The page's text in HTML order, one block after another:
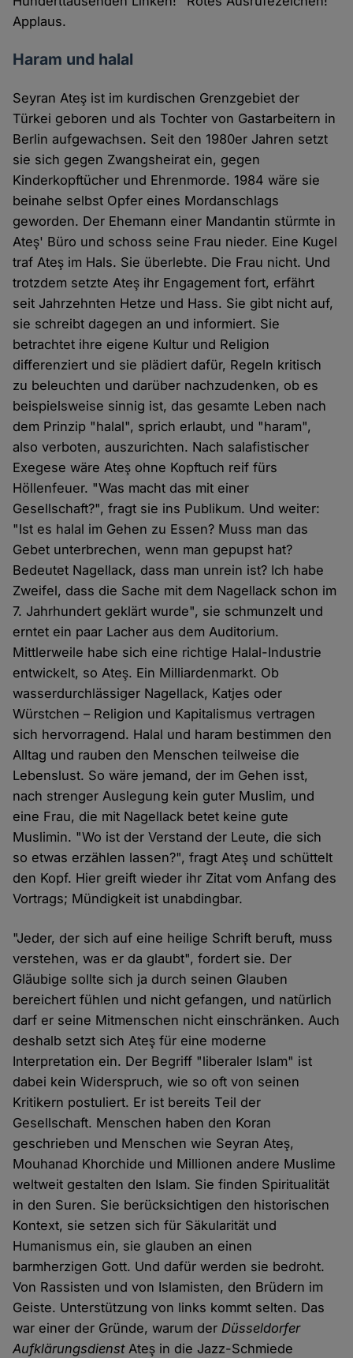
Applaus.
Haram und halal
Seyran Ateş ist im kurdischen Grenzgebiet der
Türkei geboren und als Tochter von Gastarbeitern in
Berlin aufgewachsen. Seit den 1980er Jahren setzt
sie sich gegen Zwangsheirat ein, gegen
Kinderkopftücher und Ehrenmorde. 1984 wäre sie
beinahe selbst Opfer eines Mordanschlags
geworden. Der Ehemann einer Mandantin stürmte in
Ateş' Büro und schoss seine Frau nieder. Eine Kugel
traf Ateş im Hals. Sie überlebte. Die Frau nicht. Und
trotzdem setzte Ateş ihr Engagement fort, erfährt
seit Jahrzehnten Hetze und Hass. Sie gibt nicht auf,
sie schreibt dagegen an und informiert. Sie
betrachtet ihre eigene Kultur und Religion
differenziert und sie plädiert dafür, Regeln kritisch
zu beleuchten und darüber nachzudenken, ob es
beispielsweise sinnig ist, das gesamte Leben nach
dem Prinzip "halal", sprich erlaubt, und "haram",
also verboten, auszurichten. Nach salafistischer
Exegese wäre Ateş ohne Kopftuch reif fürs
Höllenfeuer. "Was macht das mit einer
Gesellschaft?", fragt sie ins Publikum. Und weiter:
"Ist es halal im Gehen zu Essen? Muss man das
Gebet unterbrechen, wenn man gepupst hat?
Bedeutet Nagellack, dass man unrein ist? Ich habe
Zweifel, dass die Sache mit dem Nagellack schon im
7. Jahrhundert geklärt wurde", sie schmunzelt und
erntet ein paar Lacher aus dem Auditorium.
Mittlerweile habe sich eine richtige Halal-Industrie
entwickelt, so Ateş. Ein Milliardenmarkt. Ob
wasserdurchlässiger Nagellack, Katjes oder
Würstchen – Religion und Kapitalismus vertragen
sich hervorragend. Halal und haram bestimmen den
Alltag und rauben den Menschen teilweise die
Lebenslust. So wäre jemand, der im Gehen isst,
nach strenger Auslegung kein guter Muslim, und
eine Frau, die mit Nagellack betet keine gute
Muslimin. "Wo ist der Verstand der Leute, die sich
so etwas erzählen lassen?", fragt Ateş und schüttelt
den Kopf. Hier greift wieder ihr Zitat vom Anfang des
Vortrags; Mündigkeit ist unabdingbar.
"Jeder, der sich auf eine heilige Schrift beruft, muss
verstehen, was er da glaubt", fordert sie. Der
Gläubige sollte sich ja durch seinen Glauben
bereichert fühlen und nicht gefangen, und natürlich
darf er seine Mitmenschen nicht einschränken. Auch
deshalb setzt sich Ateş für eine moderne
Interpretation ein. Der Begriff "liberaler Islam" ist
dabei kein Widerspruch, wie so oft von seinen
Kritikern postuliert. Er ist bereits Teil der
Gesellschaft. Menschen haben den Koran
geschrieben und Menschen wie Seyran Ateş,
Mouhanad Khorchide und Millionen andere Muslime
weltweit gestalten den Islam. Sie finden Spiritualität
in den Suren. Sie berücksichtigen den historischen
Kontext, sie setzen sich für Säkularität und
Humanismus ein, sie glauben an einen
barmherzigen Gott. Und dafür werden sie bedroht.
Von Rassisten und von Islamisten, den Brüdern im
Geiste. Unterstützung von links kommt selten. Das
war einer der Gründe, warum derDüsseldorfer
AufklärungsdienstAteş in die Jazz-Schmiede